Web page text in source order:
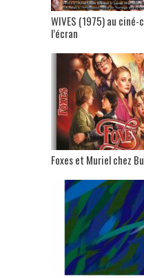
WIVES (1975) au
l’écran
Foxes et Muriel chez